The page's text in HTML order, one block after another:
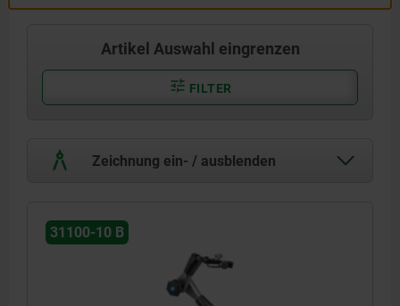
Artikel Auswahl eingrenzen
FILTER
Zeichnung ein- / ausblenden
31100-10 B